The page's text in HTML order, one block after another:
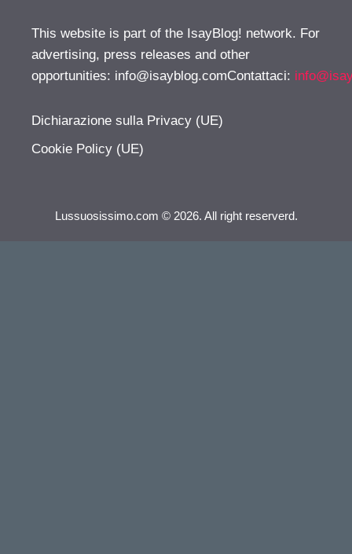
This website is part of the IsayBlog! network. For
advertising, press releases and other
opportunities: info@isayblog.comContattaci:
Dichiarazione sulla Privacy (UE)
Cookie Policy (UE)
Lussuosissimo.com © 2026. All right reserverd.